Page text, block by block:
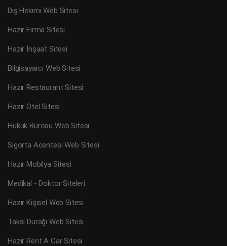
Diş Hekimi Web Sitesi
Hazır Firma Sitesi
Hazır İnşaat Sitesi
Bilgisayarcı Web Sitesi
Hazır Restaurant Sitesi
Hazır Otel Sitesi
Hukuk Bürosu Web Sitesi
Sigorta Acentesi Web Sitesi
Hazır Mobilya Sitesi
Medikal - Doktor Siteleri
Hazır Kişisel Web Sitesi
Taksi Durağı Web Sitesi
Hazır Rent A Car Sitesi